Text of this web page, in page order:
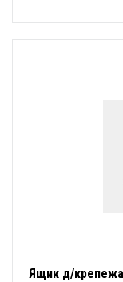
Ящик д/